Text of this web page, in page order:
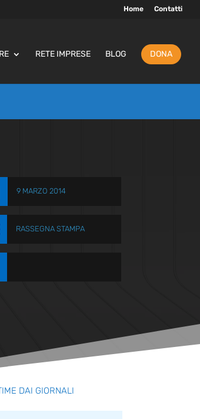
Home Contatti
RETE IMPRESE BLOG DONA
9 MARZO 2014
RASSEGNA STAMPA
DAI GIORNALI